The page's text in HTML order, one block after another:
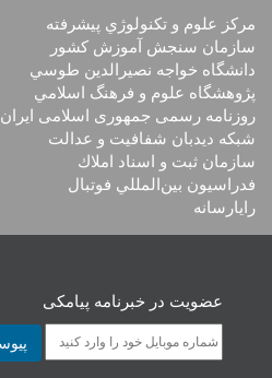
مرکز علوم و تکنولوژي پيشرفته
سازمان سنجش آموزش كشور
دانشگاه خواجه نصيرالدين طوسي
پژوهشگاه علوم و فرهنگ اسلامي
روزنامه رسمی جمهوری اسلامی ایران
شبکه دیدبان شفافیت و عدالت
سازمان ثبت و اسناد املاك
فدراسيون بين‌المللي فوتبال
رایارسانه
عضویت در خبرنامه پیامکی